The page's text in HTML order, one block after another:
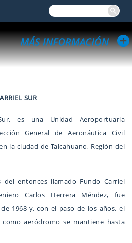
SUR
es una Unidad Aeroportuaria
General de Aeronáutica Civil
la ciudad de Talcahuano, Región del
del entonces llamado Fundo Carriel
Carlos Herrera Méndez, fue
1968 y, con el paso de los años, el
aeródromo se mantiene hasta